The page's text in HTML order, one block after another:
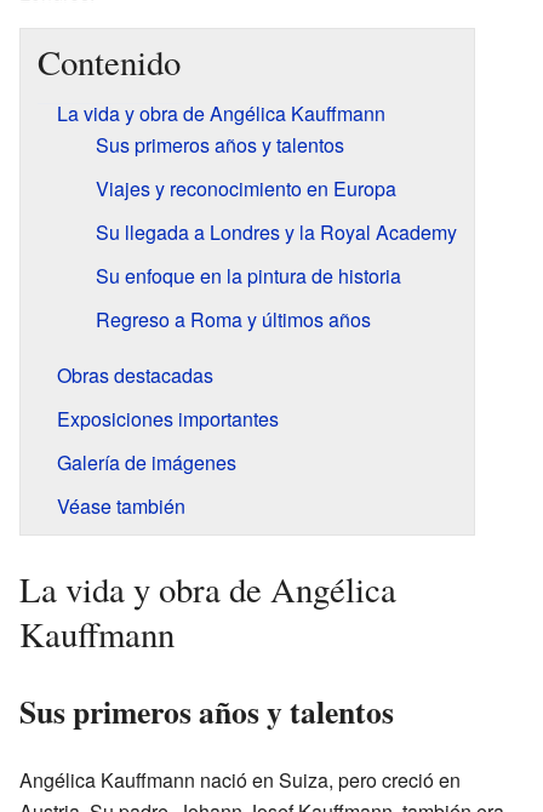
Contenido
La vida y obra de Angélica Kauffmann
Sus primeros años y talentos
Viajes y reconocimiento en Europa
Su llegada a Londres y la Royal Academy
Su enfoque en la pintura de historia
Regreso a Roma y últimos años
Obras destacadas
Exposiciones importantes
Galería de imágenes
Véase también
La vida y obra de Angélica
Kauffmann
Sus primeros años y talentos
Angélica Kauffmann nació en Suiza, pero creció en